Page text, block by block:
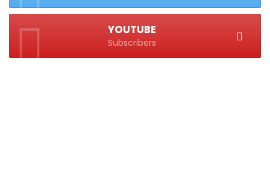
YOUTUBE
Subscribers